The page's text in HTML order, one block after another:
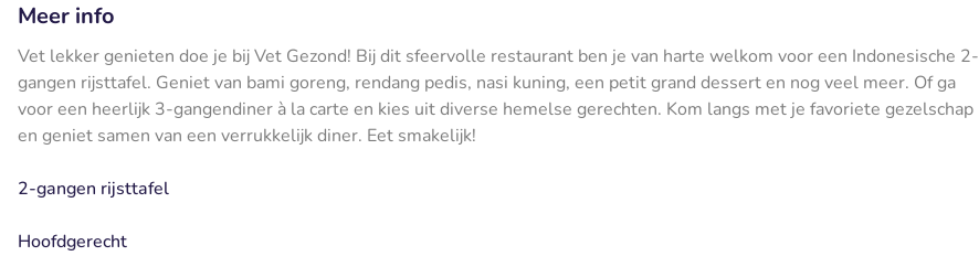
Meer info
Vet lekker genieten doe je bij Vet Gezond! Bij dit sfeervolle restaurant ben je van harte welkom voor een Indonesische 2-
gangen rijsttafel. Geniet van bami goreng, rendang pedis, nasi kuning, een petit grand dessert en nog veel meer. Of ga
voor een heerlijk 3-gangendiner à la carte en kies uit diverse hemelse gerechten. Kom langs met je favoriete gezelschap
en geniet samen van een verrukkelijk diner. Eet smakelijk!
2-gangen rijsttafel
Hoofdgerecht